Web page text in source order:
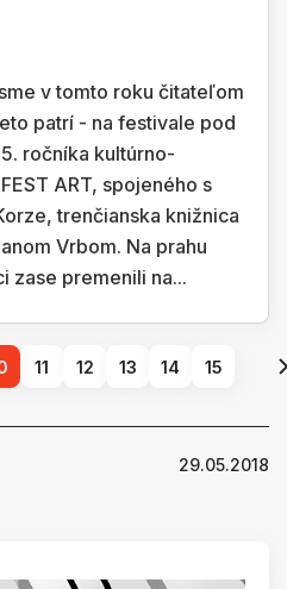
v tomto roku čitateľom
patrí - na festivale pod
ročníka kultúrno-
ART, spojeného s
trenčianska knižnica
Vrbom. Na prahu
zase premenili na...
11 12 13 14 15
29.05.2018